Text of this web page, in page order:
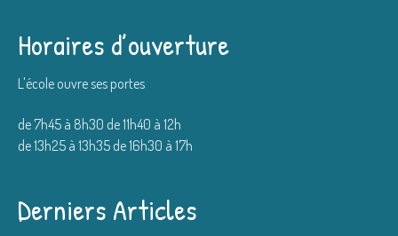
Horaires d’ouverture
L'école ouvre ses portes
de 7h45 à 8h30 de 11h40 à 12h
de 13h25 à 13h35 de 16h30 à 17h
Derniers Articles